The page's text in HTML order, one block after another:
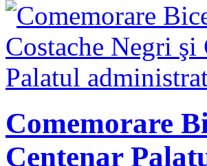
Comemorare
Centenar